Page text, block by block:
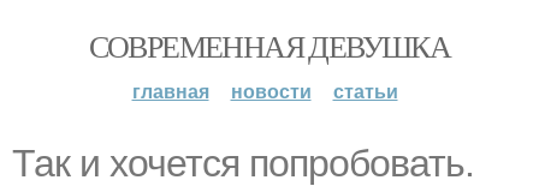
СОВРЕМЕННАЯ ДЕВУШКА
главная новости статьи
Так и хочется попробовать.